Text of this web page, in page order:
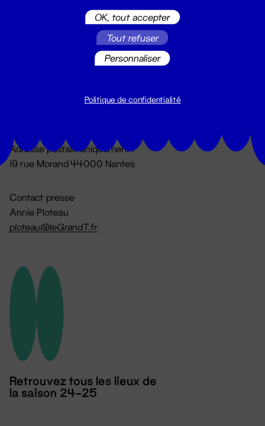
Du lundi au vendredi 14h → 18h
Adresse postale uniquement :
19 rue Morand 44000 Nantes
Contact presse
Annie Ploteau
ploteau@leGrandT.fr
Retrouvez tous les lieux de
la saison 24-25
OK, tout accepter
Tout refuser
Personnaliser
Politique de confidentialité